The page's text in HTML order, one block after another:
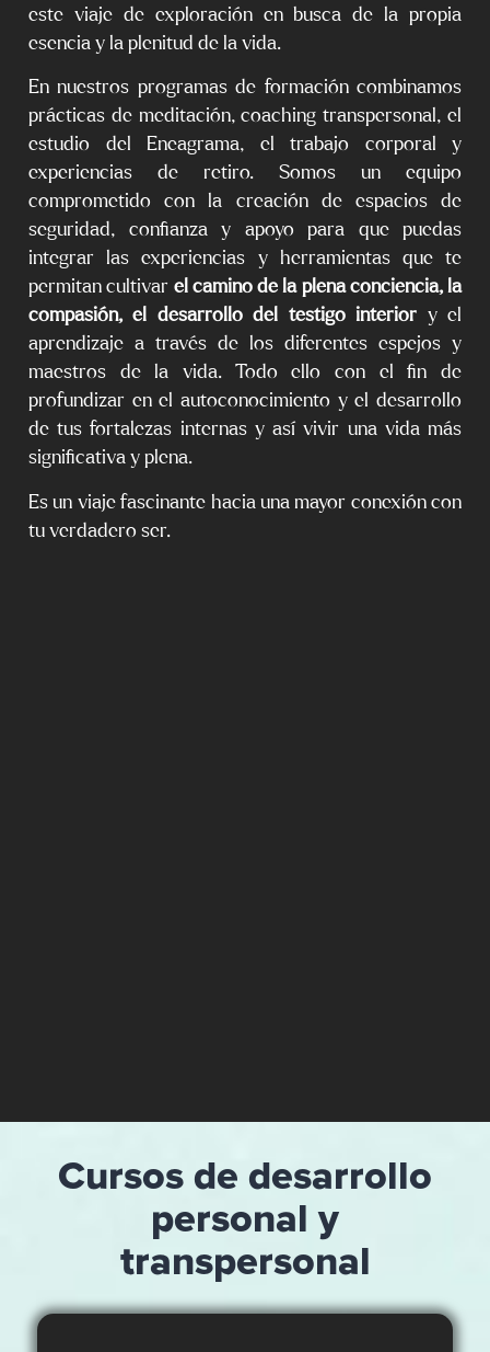
este viaje de exploración en busca de la propia
esencia y la plenitud de la vida.
En nuestros programas de formación combinamos
prácticas de meditación, coaching transpersonal, el
estudio del Eneagrama, el trabajo corporal y
experiencias de retiro. Somos un equipo
comprometido con la creación de espacios de
seguridad, confianza y apoyo para que puedas
integrar las experiencias y herramientas que te
permitan cultivar el camino de la plena conciencia, la
compasión, el desarrollo del testigo interior y el
aprendizaje a través de los diferentes espejos y
maestros de la vida. Todo ello con el fin de
profundizar en el autoconocimiento y el desarrollo
de tus fortalezas internas y así vivir una vida más
significativa y plena.
Es un viaje fascinante hacia una mayor conexión con
tu verdadero ser.
Cursos de desarrollo
personal y
transpersonal